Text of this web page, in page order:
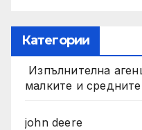
Категории
Изпълнителна
малките и
john deere